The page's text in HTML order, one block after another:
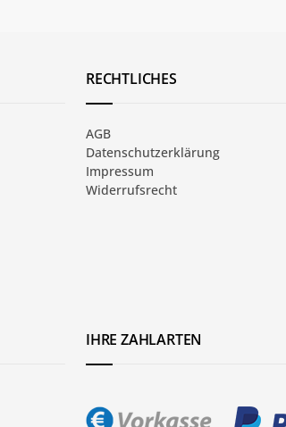
RECHTLICHES
AGB
Datenschutzerklärung
Impressum
Widerrufsrecht
IHRE ZAHLARTEN